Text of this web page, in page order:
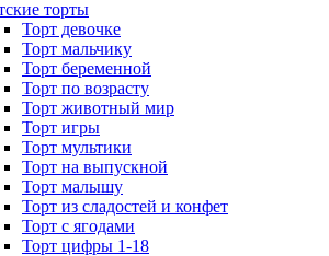
торты
Торт девочке
Торт мальчику
Торт беременной
Торт по возрасту
Торт животный мир
Торт игры
Торт мультики
Торт на выпускной
Торт малышу
Торт из сладостей и конфет
Торт с ягодами
Торт цифры 1-18